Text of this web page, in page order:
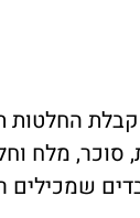
החלטות
סוכר, מלח
שמכילים